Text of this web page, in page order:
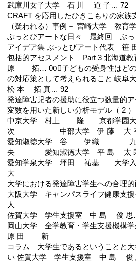
武庫川女子大学 石 川 道 子… 72
CRAFT を応用したひきこもりの家族
（疑われる）事例－ 宮崎大学
ぶっとびアートな日々 最終回 ぶっ
アイデア集 ぶっとびアート代表 笹
包括的アセスメント Part 3 北海道
原 拓… 00⃝子どもの受身性はどの
の対応策として考えられること 岐
松 本 拓 真… 92
発達障害児者の援助に役立つ数量的
変数を用いた新しい分析モデル（ 2
中京大学 村上 隆 京都学園
次 中部大学 伊 藤
愛知淑徳大学 谷 伊織 九
央 愛知淑徳大学 平 島 太
愛知学泉大学 坪田 祐基 大学
大
大学における発達障害学生への合理的
大阪大学 キャンパスライフ健康
人
佐賀大学 学生支援室 中 島 俊 思
岡山大学 全学教育・学生支援機構
原 田 新
コラム 大学生であるということと
い 佐賀大学 学生支援室 中 島 俊